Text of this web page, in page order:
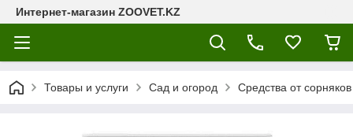
Интернет-магазин ZOOVET.KZ
Товары и услуги Сад и огород Средства от